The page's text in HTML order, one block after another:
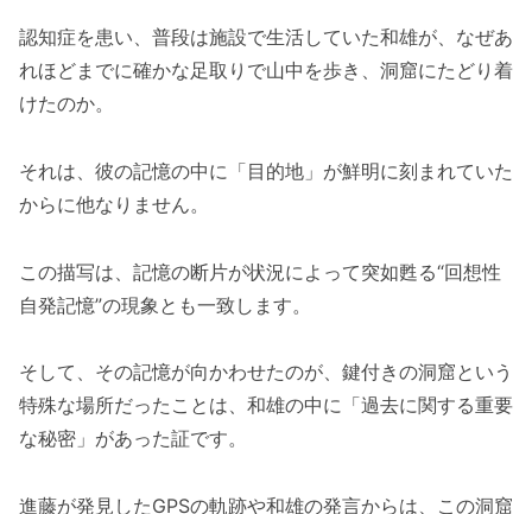
認知症を患い、普段は施設で生活していた和雄が、なぜあ
れほどまでに確かな足取りで山中を歩き、洞窟にたどり着
けたのか。
それは、彼の記憶の中に「目的地」が鮮明に刻まれていた
からに他なりません。
この描写は、記憶の断片が状況によって突如甦る“回想性
自発記憶”の現象とも一致します。
そして、その記憶が向かわせたのが、鍵付きの洞窟という
特殊な場所だったことは、和雄の中に「過去に関する重要
な秘密」があった証です。
進藤が発見したGPSの軌跡や和雄の発言からは、この洞窟